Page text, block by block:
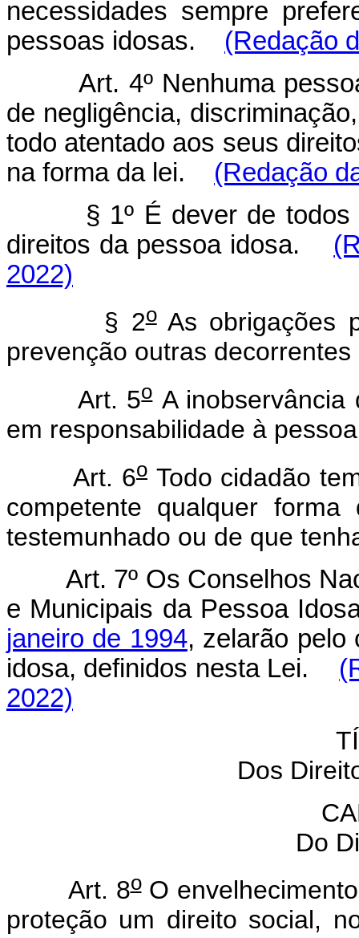
necessidades sempre
pessoas idosas.
(Redação
Art. 4º Nenhuma
de negligência,
todo atentado aos seus
na forma da lei. (Redação
§ 1º É dever de
direitos da pessoa idosa.
2022)
§ 2oAs obrigações
prevenção outras
Art. 5o A inobservância
em responsabilidade à
Art. 6o Todo cidadão
competente qualquer
testemunhado ou de que
Art. 7º Os Conselhos
e Municipais da Pessoa
janeiro de 1994, zelarão pelo
idosa, definidos nesta Lei.
2022)
Dos
Do
Art. 8o O
proteção um direito social,